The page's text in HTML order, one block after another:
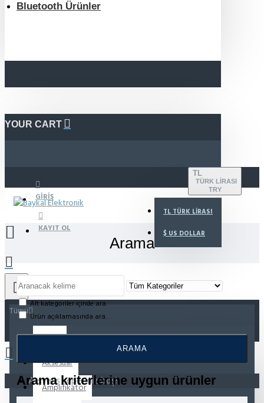
Bluetooth Ürünler
YOUR CART
GIRIŞ
KAYIT OL
TL
TÜRK LIRASI
TRY
TL TÜRK LIRASI
$ US DOLLAR
Tümü
Tümü
Aksesuar
Amplifikatör
Alışveriş sepetiniz boş!
Arama
Alt kategoriler içinde ara
Ürün açıklamasında ara.
ARAMA
Arama kriterlerine uygun ürünler